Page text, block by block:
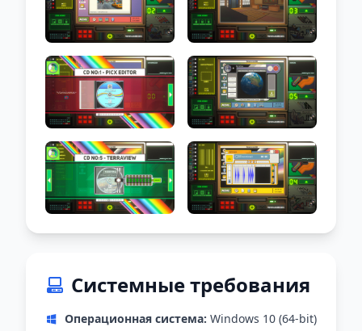
Системные требования
Операционная система: Windows 10 (64-bit)